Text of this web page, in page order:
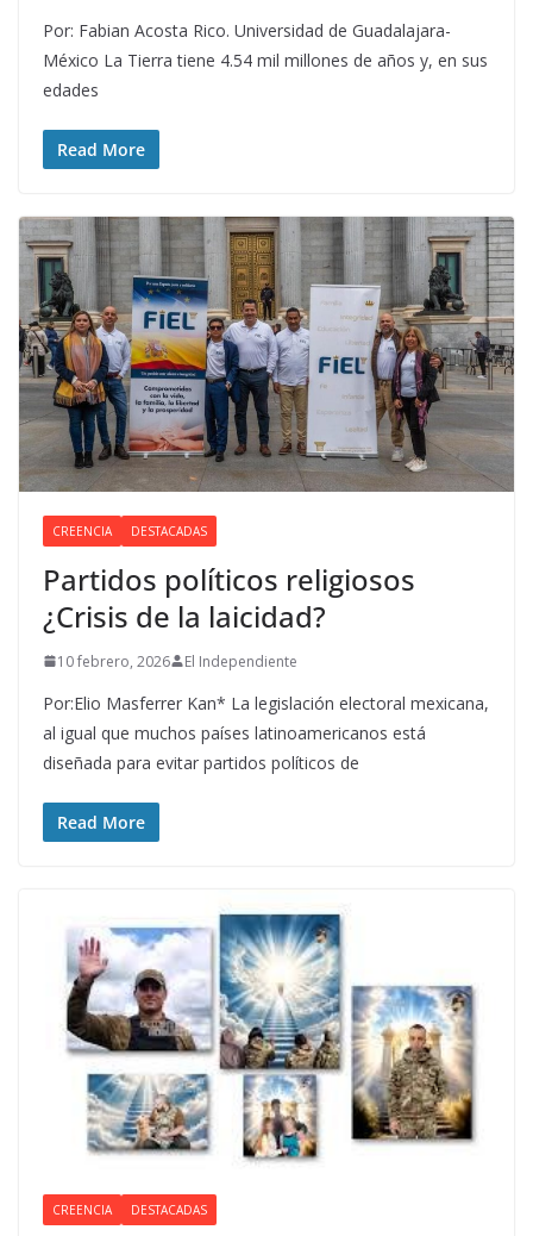
Por: Fabian Acosta Rico. Universidad de Guadalajara-
México La Tierra tiene 4.54 mil millones de años y, en sus
edades
Read More
CREENCIA DESTACADAS
Partidos políticos religiosos
¿Crisis de la laicidad?
10 febrero, 2026 El Independiente
Por:Elio Masferrer Kan* La legislación electoral mexicana,
al igual que muchos países latinoamericanos está
diseñada para evitar partidos políticos de
Read More
CREENCIA DESTACADAS